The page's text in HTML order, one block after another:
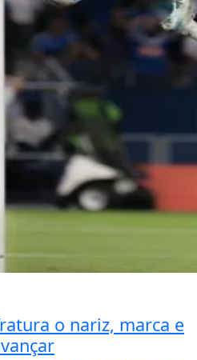
o nariz, marca e